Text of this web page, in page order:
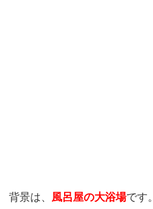
背景は、 風呂屋の大浴場です。